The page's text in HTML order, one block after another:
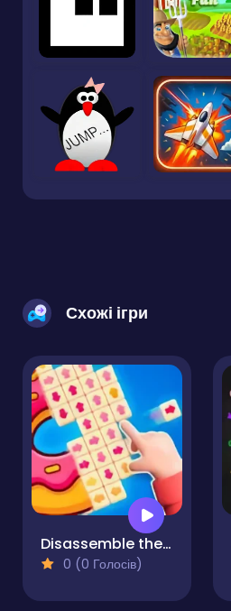
Схожі ігри
Disassemble the Picture Puzzle!
0 (0 Голосів)